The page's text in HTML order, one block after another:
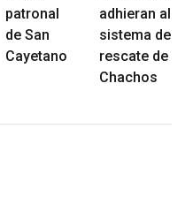
patronal
de San
Cayetano
adhieran al
sistema de
rescate de
Chachos